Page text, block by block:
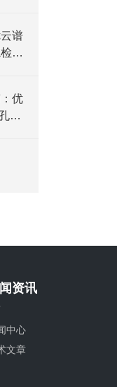
谱
测
优
型
资讯
中心
文章